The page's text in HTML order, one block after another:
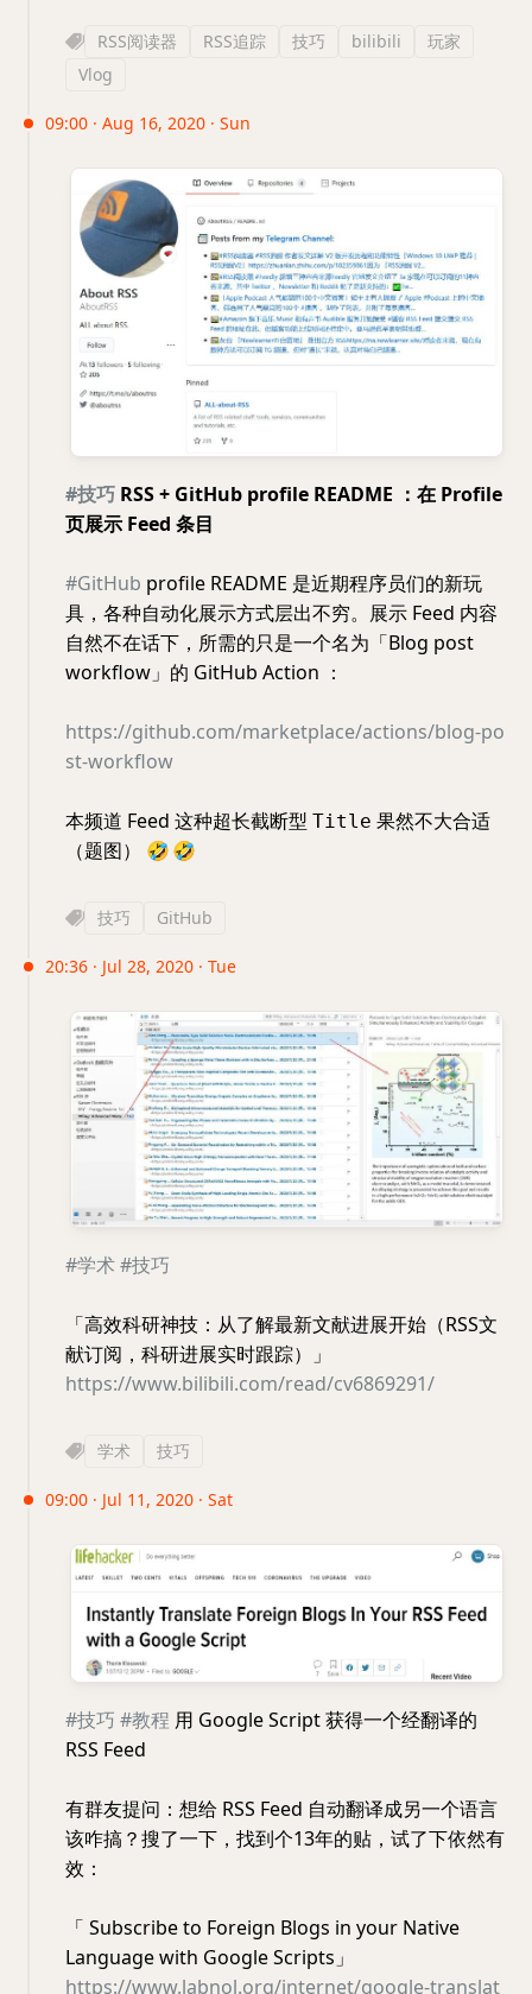
RSS阅读器 RSS追踪 技巧 bilibili
玩家
Vlog
09:00 · Aug 16, 2020 · Sun
#技巧 RSS + GitHub profile README ：在 Profile
页展示 Feed 条目
#GitHub profile README 是近期程序员们的新玩
具，各种自动化展示方式层出不穷。展示 Feed 内容
自然不在话下，所需的只是一个名为「Blog post
workflow」的 GitHub Action ：
https://github.com/marketplace/actions/blog-po
st-workflow
本频道 Feed 这种超长截断型 Title 果然不大合适
（题图） 🤣🤣
技巧 GitHub
20:36 · Jul 28, 2020 · Tue
#学术#技巧
「高效科研神技：从了解最新文献进展开始（RSS文
献订阅，科研进展实时跟踪）」
https://www.bilibili.com/read/cv6869291/
学术 技巧
09:00 · Jul 11, 2020 · Sat
#技巧 #教程 用 Google Script 获得一个经翻译的
RSS Feed
有群友提问：想给 RSS Feed 自动翻译成另一个语言
该咋搞？搜了一下，找到个13年的贴，试了下依然有
效：
「 Subscribe to Foreign Blogs in your Native
Language with Google Scripts」
https://www.labnol.org/internet/google-translat